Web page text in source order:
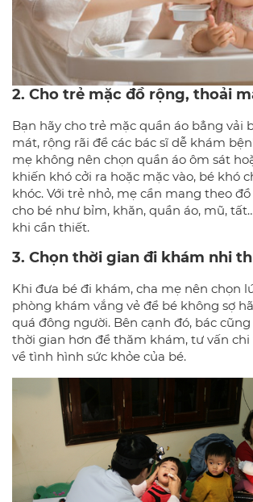
2. Cho trẻ mặc đồ rộng, thoải
Bạn hãy cho trẻ mặc quần áo bẳng vải
mát, rộng rãi để các bác sĩ dễ khám
mẹ không nên chọn quần áo ôm sát
khiến khó cởi ra hoặc mặc vào, bé khó
khóc. Với trẻ nhỏ, mẹ cần mang theo
cho bé như bỉm, khăn, quần áo, mũ,
khi cần thiết.
3. Chọn thời gian đi khám nhi
Khi đưa bé đi khám, cha mẹ nên chọn
phòng khám vắng vẻ để bé không sợ
quá đông người. Bên cạnh đó, bác
thời gian hơn để thăm khám, tư vấn
về tình hình sức khỏe của bé.